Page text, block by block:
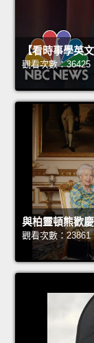
【看時事學英
觀看次數：
與柏靈頓熊歡
觀看次數：